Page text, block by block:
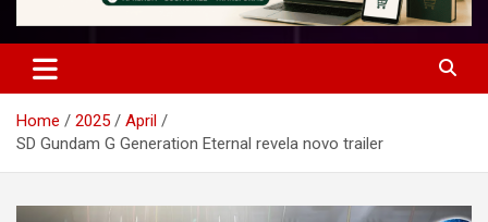
Home 2025
April
SD Gundam G Generation Eternal revela novo trailer